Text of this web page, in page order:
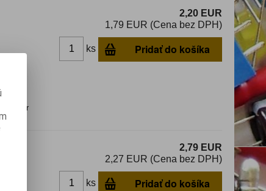
2,20 EUR
1,79 EUR (Cena bez DPH)
ks Pridať do košíka
2,79 EUR
2,27 EUR (Cena bez DPH)
ks Pridať do košíka